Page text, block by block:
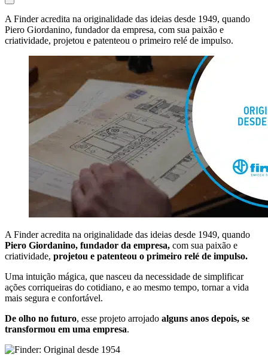
A Finder acredita na originalidade das ideias desde 1949, quando
Piero Giordanino, fundador da empresa, com sua paixão e
criatividade, projetou e patenteou o primeiro relé de impulso.
A Finder acredita na originalidade das ideias desde 1949, quando
Piero Giordanino, fundador da empresa, com sua paixão e
criatividade, projetou e patenteou o primeiro relé de impulso.
Uma intuição mágica, que nasceu da necessidade de simplificar
ações corriqueiras do cotidiano, e ao mesmo tempo, tornar a vida
mais segura e confortável.
De olho no futuro, esse projeto arrojado alguns anos depois, se
transformou em uma empresa.